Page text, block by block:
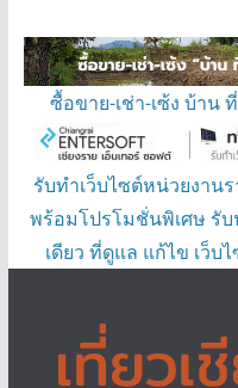
ซื้อขาย-เช่า-เซ้ง บ้าน
รับทำเว็บไซต์หน่วยงาน
พร้อมโปรโมชั่นพิเศษ รับ
เดียว ที่ดูแล แก้ไข เว็